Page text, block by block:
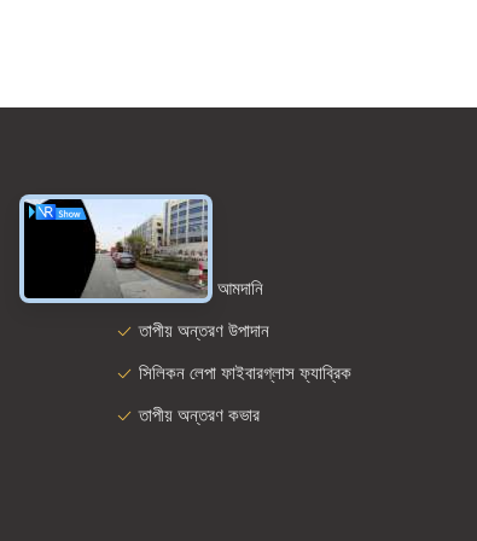
ধরন
ফাইবারগ্লাস আমদানি
তাপীয় অন্তরণ উপাদান
সিলিকন লেপা ফাইবারগ্লাস ফ্যাব্রিক
তাপীয় অন্তরণ কভার